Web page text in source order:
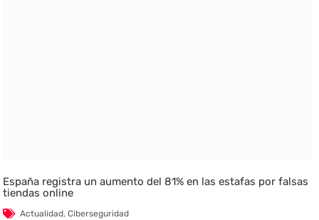
España registra un aumento del 81% en las estafas por falsas
tiendas online
Actualidad,Ciberseguridad